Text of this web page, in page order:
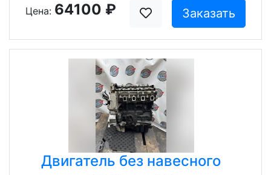
Цена: 64100 ₽ Заказать
Двигатель без навесного